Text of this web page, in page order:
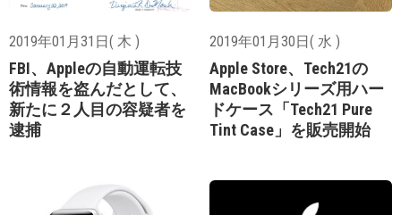
2019年01月31日( 木 )
FBI、Appleの自動運転技
術情報を盗んだとして、
新たに２人目の容疑者を
逮捕
2019年01月30日( 水 )
Apple Store、Tech21の
MacBookシリーズ用ハー
ドケース「Tech21 Pure
Tint Case」を販売開始